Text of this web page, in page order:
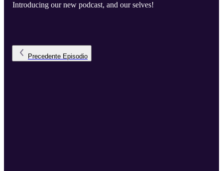
Introducing our new podcast, and our selves!
Precedente Episodio